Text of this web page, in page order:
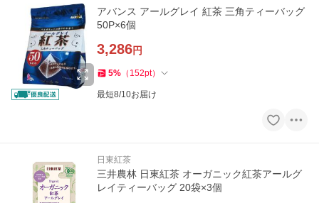
アバンス アールグレイ 紅茶 三角ティーバッグ
50P×6個
3,286円
5% （ 152pt）
最短8/10お届け
日東紅茶
三井農林 日東紅茶 オーガニック紅茶アールグ
レイティーバッグ 20袋×3個